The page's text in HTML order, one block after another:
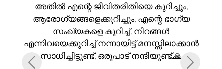
അതിൽ എന്റെ ജീവിതരീതിയെ കുറിച്ചും,
ആരോഗ്യങ്ങളെക്കുറിച്ചും, എന്റെ ഭാഗ്യ
സംഖ്യകളെ കുറിച്ച്, നിറങ്ങൾ
എന്നിവയെക്കുറിച്ച് നന്നായിട്ട് മനസ്സിലാക്കാൻ
സാധിച്ചിട്ടുണ്ട്, ഒരുപാട് നന്ദിയുണ്ട്.🙏